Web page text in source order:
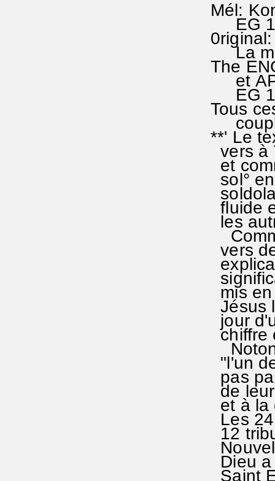
Mél:
EG
La
The
et
EG
Tous
**' Le
vers à
et
sol°
fluide
les
vers
mis
Jésus
jour
chiffre
"l'un
pas
de
et à la
Les
12
Dieu
Saint